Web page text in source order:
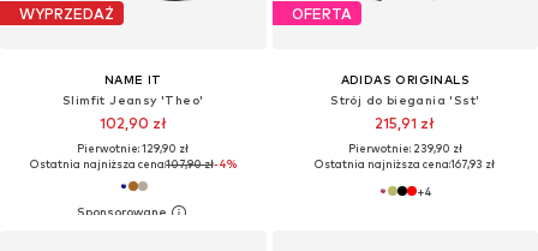
WYPRZEDAŻ
NAME IT
Slimfit Jeansy 'Theo'
102,90 zł
Pierwotnie: 129,90 zł
Ostatnia najniższa cena:107,90 zł-4%
OFERTA
ADIDAS ORIGINALS
Strój do biegania 'Sst'
215,91 zł
Pierwotnie: 239,90 zł
Ostatnia najniższa cena:167,93 zł
+4